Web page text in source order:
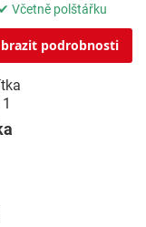
✔ Včetně polštářku
podrobnosti